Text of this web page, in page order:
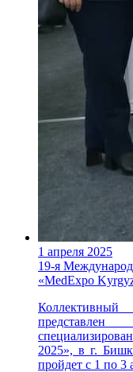
1 апреля 2025
19-я
«MedExpo
2025», в г.
пройдет с 1 по 3